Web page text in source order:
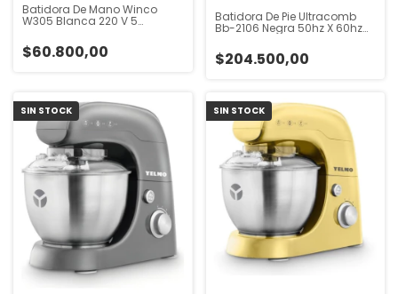
Batidora De Mano Winco
W305 Blanca 220 V 5
$60.800,00
Batidora De Pie Ultracomb
Bb-2106 Negra 50hz X 60hz
$204.500,00
SIN STOCK SIN STOCK